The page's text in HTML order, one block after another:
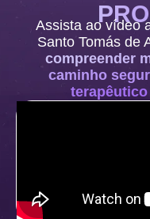
Assista ao vídeo
Santo Tomás de
compreender
caminho